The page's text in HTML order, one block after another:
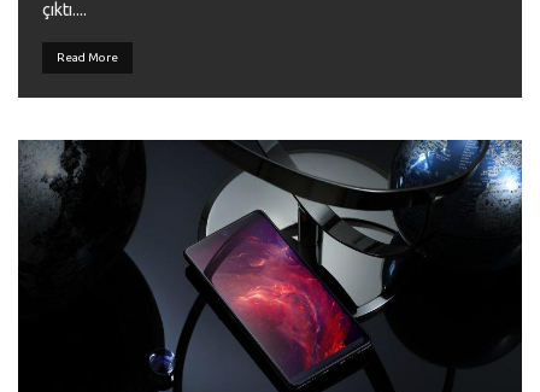
çıktı....
Read More